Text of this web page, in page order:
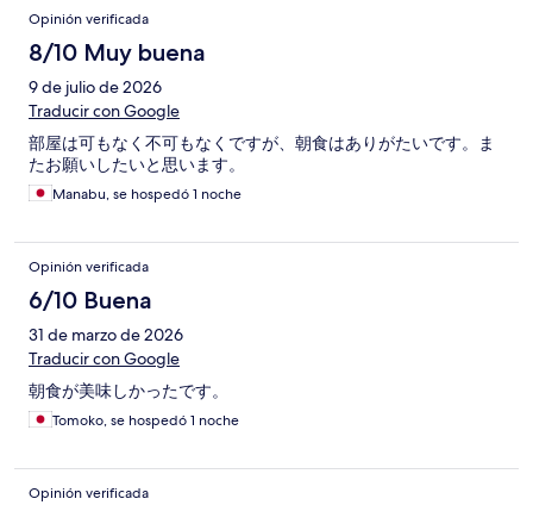
Opinión verificada
8/10 Muy buena
9 de julio de 2026
Traducir con Google
部屋は可もなく不可もなくですが、朝食はありがたいです。ま
たお願いしたいと思います。
Manabu, se hospedó 1 noche
Opinión verificada
6/10 Buena
31 de marzo de 2026
Traducir con Google
朝食が美味しかったです。
Tomoko, se hospedó 1 noche
Opinión verificada